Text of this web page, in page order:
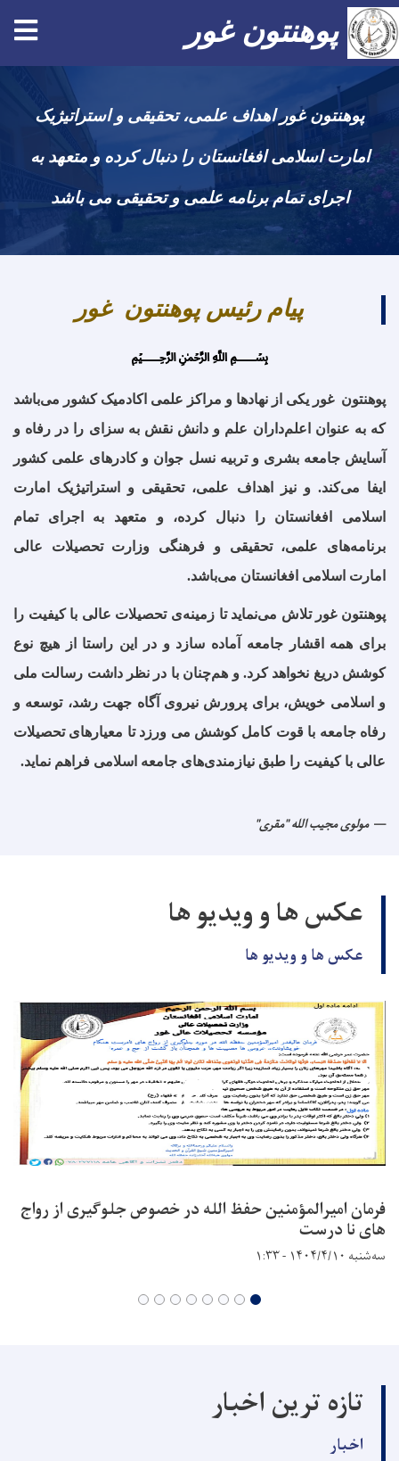
main
content
پوهنتون غور
پوهنتون غور اهداف علمی، تحقیقی و استراتیژیک
امارت اسلامی افغانستان را دنبال کرده و متعهد به
اجرای تمام برنامه علمی و تحقیقی می باشد
پیام رئیس پوهنتون غور
﷽
پوهنتون غور یکی از نهادها و مراکز علمی اکادمیک کشور می‌باشد
که به عنوان اعلم‌داران علم و دانش نقش به سزای را در رفاه و
آسایش جامعه بشری و تربیه نسل جوان و کادرهای علمی کشور
ایفا می‌کند. و نیز اهداف علمی، تحقیقی و استراتیژیک امارت
اسلامی افغانستان را دنبال کرده، و متعهد به اجرای تمام
برنامه‌های علمی، تحقیقی و فرهنگی وزارت تحصیلات عالی
امارت اسلامی افغانستان می‌باشد.
پوهنتون غور تلاش می‌نماید تا زمینه‌ی‌ تحصیلات عالی با کیفیت را
برای همه اقشار جامعه آماده سازد و در این راستا از هیچ نوع
کوشش دریغ نخواهد کرد. و هم‌چنان با در نظر داشت رسالت ملی
و اسلامی خویش، برای پرورش نیروی آگاه جهت رشد، توسعه و
رفاه جامعه با قوت کامل کوشش می ورزد تا معیارهای تحصیلات
عالی با کیفیت را طبق نیازمندی‌های جامعه اسلامی فراهم نماید.
مولوی مجیب الله "مقری"
عکس ها و ویدیو ها
عکس ها و ویدیو ها
فرمان امیرالمؤمنین حفظ الله در خصوص جلوگیری از رواج
های نا درست
سه‌شنبه ۱۴۰۴/۴/۱۰ - ۱:۳۳
تازه ترین اخبار
اخبار